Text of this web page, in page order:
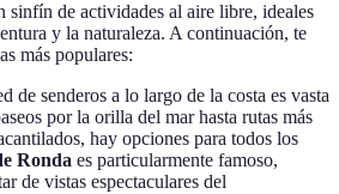
sinfín de actividades al aire libre, ideales
y la naturaleza. A continuación, te
más populares:
de senderos a lo largo de la costa es vasta
por la orilla del mar hasta rutas más
hay opciones para todos los
Ronda es particularmente famoso,
de vistas espectaculares del